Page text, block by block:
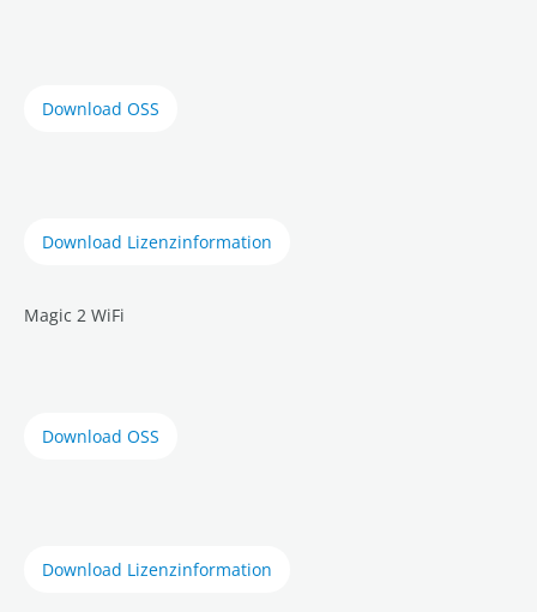
Download OSS
Download Lizenzinformation
Magic 2 WiFi
Download OSS
Download Lizenzinformation